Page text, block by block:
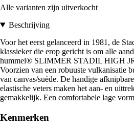
Alle varianten zijn uitverkocht
Beschrijving
Voor het eerst gelanceerd in 1981, de
klassieker die erop gericht is om alle
hummel® SLIMMER STADIL HIGH JR
Voorzien van een robuuste vulkanisatie
van canvas/suède. De handige
elastische veters maken het aan- en
gemakkelijk. Een comfortabele lage
Kenmerken